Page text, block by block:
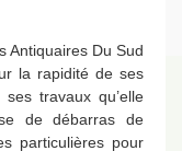
Antiquaires Du Sud
la rapidité de ses
travaux qu’elle
de débarras de
particulières pour